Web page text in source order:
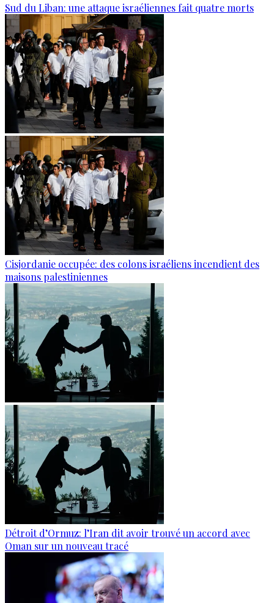
Sud du Liban: une attaque israéliennes fait quatre morts
Cisjordanie occupée: des colons israéliens incendient des
maisons palestiniennes
Détroit d’Ormuz: l’Iran dit avoir trouvé un accord avec
Oman sur un nouveau tracé